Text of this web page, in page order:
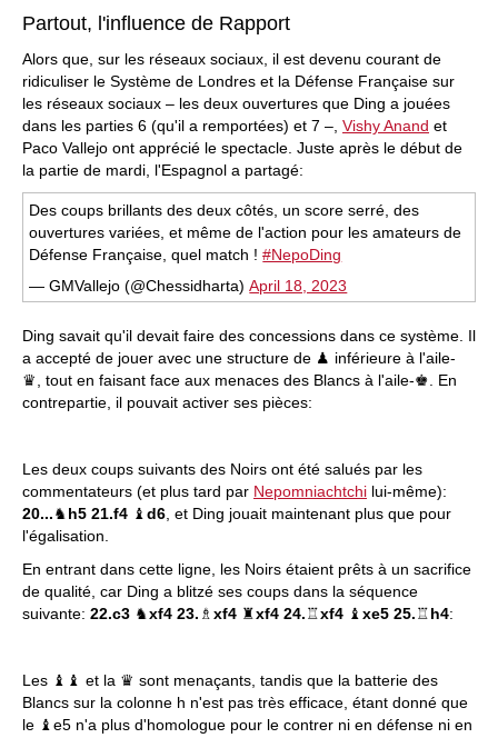
Partout, l'influence de Rapport
Alors que, sur les réseaux sociaux, il est devenu courant de
ridiculiser le Système de Londres et la Défense Française sur
les réseaux sociaux – les deux ouvertures que Ding a jouées
dans les parties 6 (qu'il a remportées) et 7 –, Vishy Anand et
Paco Vallejo ont apprécié le spectacle. Juste après le début de
la partie de mardi, l'Espagnol a partagé:
Des coups brillants des deux côtés, un score serré, des
ouvertures variées, et même de l'action pour les amateurs de
Défense Française, quel match !#NepoDing
— GMVallejo (@Chessidharta)April 18, 2023
Ding savait qu'il devait faire des concessions dans ce système. Il
a accepté de jouer avec une structure de ♟ inférieure à l'aile-
♛, tout en faisant face aux menaces des Blancs à l'aile-♚. En
contrepartie, il pouvait activer ses pièces:
Les deux coups suivants des Noirs ont été salués par les
commentateurs (et plus tard par Nepomniachtchi lui-même):
20...♞ h5 21.f4 ♝ d6 , et Ding jouait maintenant plus que pour
l'égalisation.
En entrant dans cette ligne, les Noirs étaient prêts à un sacrifice
de qualité, car Ding a blitzé ses coups dans la séquence
suivante: 22.c3 ♞xf4 23. ♗ xf4 ♜xf4 24.♖xf4 ♝ xe5 25.♖h4:
Les ♝♝ et la ♛ sont menaçants, tandis que la batterie des
Blancs sur la colonne h n'est pas très efficace, étant donné que
le ♝e5 n'a plus d'homologue pour le contrer ni en défense ni en